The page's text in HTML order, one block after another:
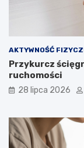
AKTYWNOŚĆ
Przykurcz
ruchomości
28 lipca 2026